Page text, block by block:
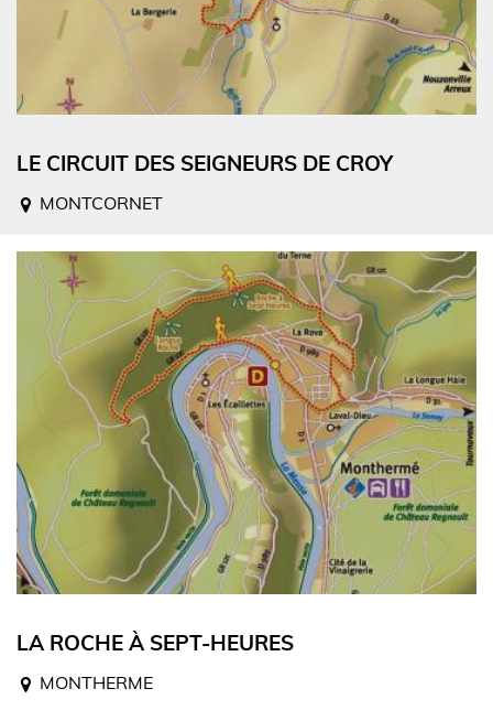
LE CIRCUIT DES SEIGNEURS DE CROY
MONTCORNET
LA ROCHE À SEPT-HEURES
MONTHERME